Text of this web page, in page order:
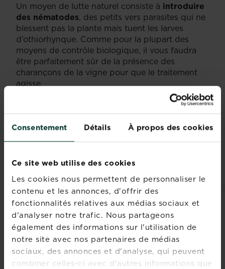
Consentement Détails À propos des cookies
Ce site web utilise des cookies
Les cookies nous permettent de personnaliser le
contenu et les annonces, d'offrir des
fonctionnalités relatives aux médias sociaux et
d'analyser notre trafic. Nous partageons
également des informations sur l'utilisation de
notre site avec nos partenaires de médias
sociaux, des annonces et d'analyse, qui peuvent
combiner celles-ci avec d'autres informations que
Un moyen de lutte naturel consiste à introduire
des nématodes, des petits vers parasites qui ne
blessent pas la plante mais tuent les larves
d’othiorhynque. Comme pour la plupart des
moyens de contrôle biologique, il vous faudra
être parfaitement sûr de la présence des
charançons de la vigne pour que le traitement
agisse.
PRODUITS ASSOCIÉS